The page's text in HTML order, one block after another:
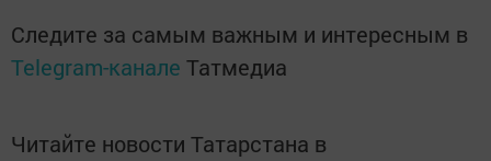
Следите за самым важным и интересным в
Telegram-канале Татмедиа
Читайте новости Татарстана в